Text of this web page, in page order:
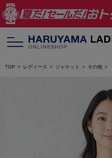
TOP レディース ジャケット その他